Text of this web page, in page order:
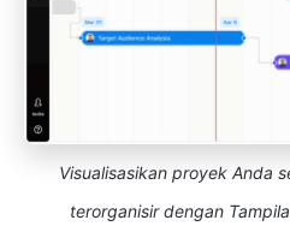
Visualisasikan proyek Anda
terorganisir dengan